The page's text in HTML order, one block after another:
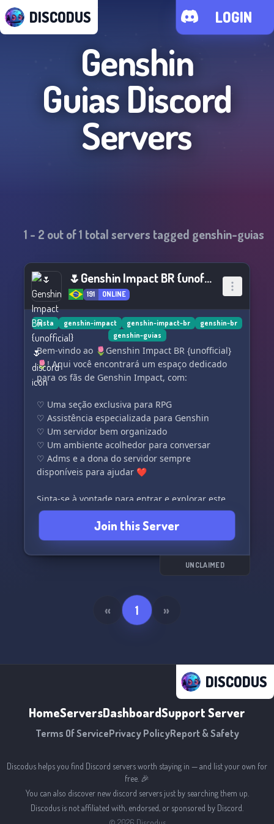
DISCODUS LOGIN
Genshin
GuiasDiscord
Servers
1 - 2 out of1 total servers tagged genshin-guias
🌷Genshin Impact BR {unofficial} 🌷
191 ONLINE
insta genshin-impact genshin-impact-br
genshin-br
genshin-guias
Bem-vindo ao 🌷Genshin Impact BR {unofficial}
🌷! Aqui você encontrará um espaço dedicado
para os fãs de Genshin Impact, com:
♡ Uma seção exclusiva para RPG
♡ Assistência especializada para Genshin
♡ Um servidor bem organizado
♡ Um ambiente acolhedor para conversar
♡ Adms e a dona do servidor sempre
disponíveis para ajudar ❤️
Sinta-se à vontade para entrar e explorar este
mundo de Genshin conosco!
Join this Server
UNCLAIMED
« 1 »
DISCODUS
HomeServersDashboardSupport Server
Terms Of ServicePrivacy PolicyReport & Safety
Discodus helps you find Discord servers worth staying in — and list your own for
free. 🎉
You can also discover new discord servers just by searching them up.
Discodus is not affiliated with, endorsed, or sponsored by Discord.